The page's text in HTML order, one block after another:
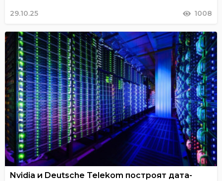
29.10.25 1008
Nvidia и Deutsche Telekom построят дата-